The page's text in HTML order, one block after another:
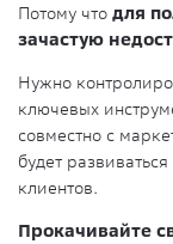
Потому что для
зачастую
Нужно
ключевых
совместно с
будет
клиентов.
Прокачивайте